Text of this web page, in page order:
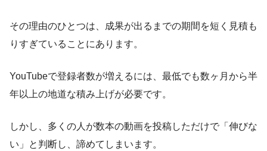
その理由のひとつは、成果が出るまでの期間を短く見積も
りすぎていることにあります。
YouTubeで登録者数が増えるには、最低でも数ヶ月から半
年以上の地道な積み上げが必要です。
しかし、多くの人が数本の動画を投稿しただけで「伸びな
い」と判断し、諦めてしまいます。